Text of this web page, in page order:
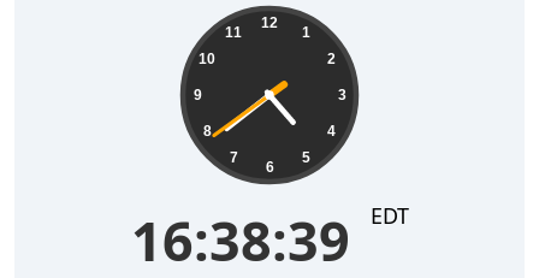
12
1
2
3
4
5
6
7
8
9
10
11
16:38:40 EDT